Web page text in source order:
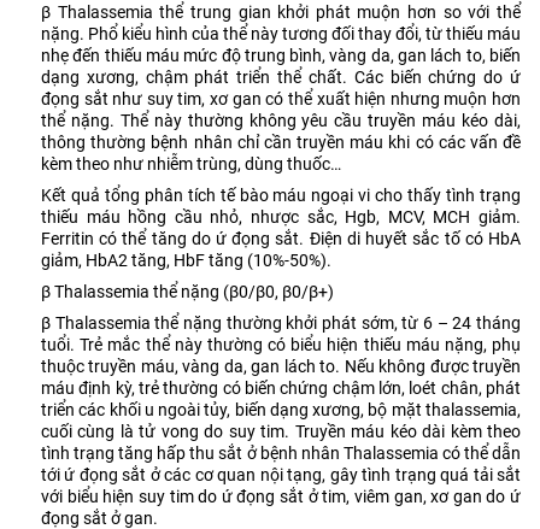
β Thalassemia thể trung gian khởi phát muộn hơn so với thể
nặng. Phổ kiểu hình của thể này tương đối thay đổi, từ thiếu máu
nhẹ đến thiếu máu mức độ trung bình, vàng da, gan lách to, biến
dạng xương, chậm phát triển thể chất. Các biến chứng do ứ
đọng sắt như suy tim, xơ gan có thể xuất hiện nhưng muộn hơn
thể nặng. Thể này thường không yêu cầu truyền máu kéo dài,
thông thường bệnh nhân chỉ cần truyền máu khi có các vấn đề
kèm theo như nhiễm trùng, dùng thuốc…
Kết quả tổng phân tích tế bào máu ngoại vi cho thấy tình trạng
thiếu máu hồng cầu nhỏ, nhược sắc, Hgb, MCV, MCH giảm.
Ferritin có thể tăng do ứ đọng sắt. Điện di huyết sắc tố có HbA
giảm, HbA2 tăng, HbF tăng (10%-50%).
β Thalassemia thể nặng (β0/β0, β0/β+)
β Thalassemia thể nặng thường khởi phát sớm, từ 6 – 24 tháng
tuổi. Trẻ mắc thể này thường có biểu hiện thiếu máu nặng, phụ
thuộc truyền máu, vàng da, gan lách to. Nếu không được truyền
máu định kỳ, trẻ thường có biến chứng chậm lớn, loét chân, phát
triển các khối u ngoài tủy, biến dạng xương, bộ mặt thalassemia,
cuối cùng là tử vong do suy tim. Truyền máu kéo dài kèm theo
tình trạng tăng hấp thu sắt ở bệnh nhân Thalassemia có thể dẫn
tới ứ đọng sắt ở các cơ quan nội tạng, gây tình trạng quá tải sắt
với biểu hiện suy tim do ứ đọng sắt ở tim, viêm gan, xơ gan do ứ
đọng sắt ở gan.